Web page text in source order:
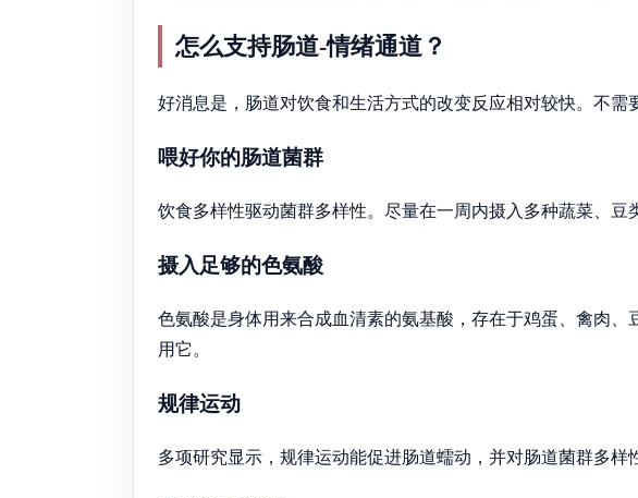
怎么支持肠道-情绪通道？
好消息是，肠道对饮食和生活方式的改变反应相对较快。不需
喂好你的肠道菌群
饮食多样性驱动菌群多样性。尽量在一周内摄入多种蔬菜、
摄入足够的色氨酸
色氨酸是身体用来合成血清素的氨基酸，存在于鸡蛋、禽肉
用它。
规律运动
多项研究显示，规律运动能促进肠道蠕动，并对肠道菌群多